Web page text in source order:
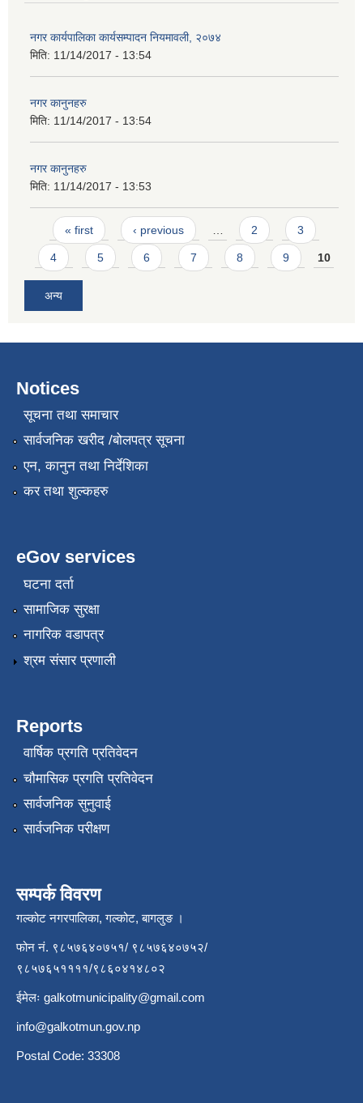
नगर कार्यपालिका कार्यसम्पादन नियमावली, २०७४
मिति: 11/14/2017 - 13:54
नगर कानुनहरु
मिति: 11/14/2017 - 13:54
नगर कानुनहरु
मिति: 11/14/2017 - 13:53
Pages
« first ‹ previous 2 3
4 5 6 7 8 9 10
अन्य
Notices
सूचना तथा समाचार
सार्वजनिक खरीद /बोलपत्र सूचना
एन, कानुन तथा निर्देशिका
कर तथा शुल्कहरु
eGov services
घटना दर्ता
सामाजिक सुरक्षा
नागरिक वडापत्र
श्रम संसार प्रणाली
Reports
वार्षिक प्रगति प्रतिवेदन
चौमासिक प्रगति प्रतिवेदन
सार्वजनिक सुनुवाई
सार्वजनिक परीक्षण
सम्पर्क विवरण
गल्कोट नगरपालिका, गल्कोट, बागलुङ ।
फोन नं. ९८५७६४०७५१/ ९८५७६४०७५२/
९८५७६५११११/९८६०४१४८०२
ईमेलः galkotmunicipality@gmail.com
info@galkotmun.gov.np
Postal Code: 33308